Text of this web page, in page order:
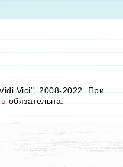
Vici", 2008-2022. При
обязательна.